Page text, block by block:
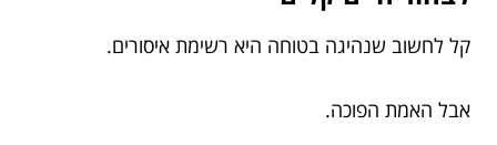
קל לחשוב שנהיגה בטוחה היא רשימת איסורים.
אבל האמת הפוכה.